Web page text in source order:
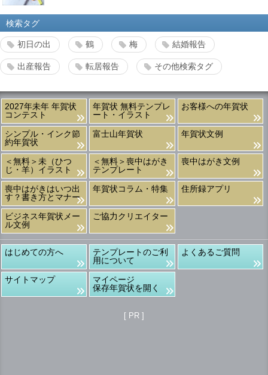
検索タグ
初日の出 鶴 梅 結婚報告
出産報告 転居報告 その他検索タグ
2027年未年 年賀状
コンテスト
年賀状 無料テンプレ
ート・イラスト
お客様への年賀状
シンプル・インク節
約年賀状
富士山年賀状 年賀状文例
＜無料＞未（ひつ
じ・羊）イラスト
＜無料＞喪中はがき
テンプレート
喪中はがき文例
喪中はがきはいつ出
す？書き方とマナー
年賀状コラム・特集 住所録アプリ
ビジネス年賀状メー
ル文例
ご協力クリエイター
はじめての方へ
テンプレートのご利
用について
よくあるご質問
サイトマップ
マイページ
保存年賀状を開く
[ PR ]